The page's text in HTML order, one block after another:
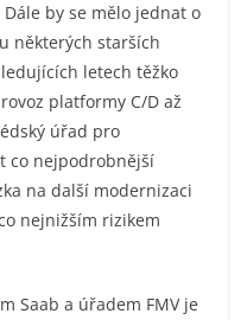
by se mělo jednat o
některých starších
letech těžko
platformy C/D až
úřad pro
co nejpodrobnější
na další modernizaci
nejnižším rizikem
Saab a úřadem FMV je